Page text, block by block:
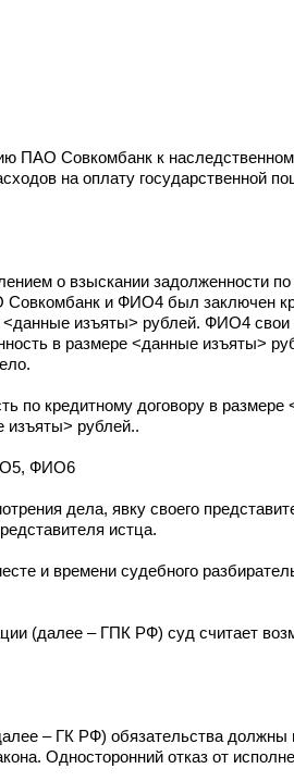
ПАО Совкомбанк к
на оплату государственной
о взыскании задолженности по
и ФИО4 был заключен
изъяты> рублей. ФИО4 свои
в размере <данные изъяты>
по кредитному договору в
изъяты> рублей..
ФИО6
дела, явку своего
истца.
времени судебного
(далее – ГПК РФ) суд считает
– ГК РФ) обязательства должны
Односторонний отказ от